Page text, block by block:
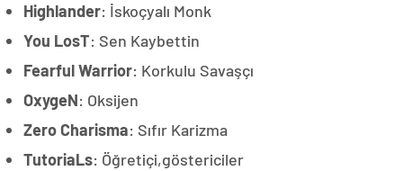
Highlander: İskoçyalı Monk
You LosT: Sen Kaybettin
Fearful Warrior: Korkulu Savaşçı
OxygeN: Oksijen
Zero Charisma: Sıfır Karizma
TutoriaLs: Öğretiçi,göstericiler